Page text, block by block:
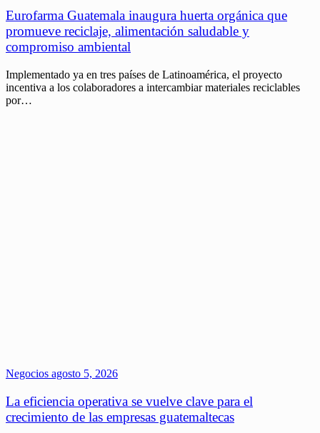
Eurofarma Guatemala inaugura huerta orgánica que
promueve reciclaje, alimentación saludable y
compromiso ambiental
Implementado ya en tres países de Latinoamérica, el proyecto
incentiva a los colaboradores a intercambiar materiales reciclables
por…
Negocios agosto 5, 2026
La eficiencia operativa se vuelve clave para el
crecimiento de las empresas guatemaltecas